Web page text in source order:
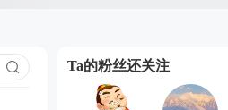
Ta的粉丝还关注